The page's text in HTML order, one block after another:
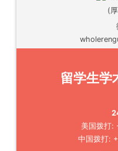
留学生学
美国拨打:
中国拨打: